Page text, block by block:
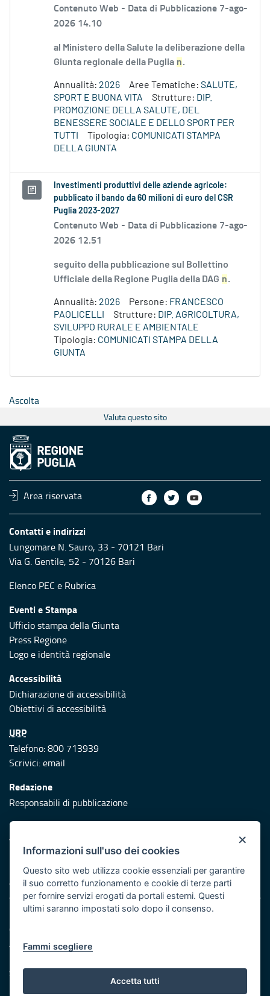
Contenuto Web - Data di Pubblicazione 7-ago-
2026 14.10
al Ministero della Salute la deliberazione della
Giunta regionale della Puglia n.
Annualità: 2026 Aree Tematiche: SALUTE,
SPORT E BUONA VITA
Strutture: DIP.
PROMOZIONE DELLA SALUTE, DEL
BENESSERE SOCIALE E DELLO SPORT PER
TUTTI
Tipologia: COMUNICATI STAMPA
DELLA GIUNTA
Investimenti produttivi delle aziende agricole:
pubblicato il bando da 60 milioni di euro del CSR
Puglia 2023-2027
Contenuto Web - Data di Pubblicazione 7-ago-
2026 12.51
seguito della pubblicazione sul Bollettino
Ufficiale della Regione Puglia della DAG n.
Annualità: 2026 Persone: FRANCESCO
PAOLICELLI
Strutture: DIP. AGRICOLTURA,
SVILUPPO RURALE E AMBIENTALE
Tipologia: COMUNICATI STAMPA DELLA
GIUNTA
Ascolta
Valuta questo sito
Area riservata
Contatti e indirizzi
Lungomare N. Sauro, 33 - 70121 Bari
Via G. Gentile, 52 - 70126 Bari
Elenco PEC e Rubrica
Eventi e Stampa
Ufficio stampa della Giunta
Press Regione
Logo e identità regionale
Accessibilità
Dichiarazione di accessibilità
Obiettivi di accessibilità
URP
Telefono: 800 713939
Scrivici:email
Redazione
Responsabili di pubblicazione
Protezione civile
Vai al sito di Protezione Civile Puglia
Iniziativa finanziata con risorse del POR Puglia 2014/2020 -
Asse XI
Note legali
Cookie e privacy
Atti di notifica
Servizi Intranet
×
Informazioni sull'uso dei cookies
Questo sito web utilizza cookie essenziali per garantire
il suo corretto funzionamento e cookie di terze parti
per fornire servizi erogati da portali esterni. Questi
ultimi saranno impostati solo dopo il consenso.
Fammi scegliere
Accetta tutti